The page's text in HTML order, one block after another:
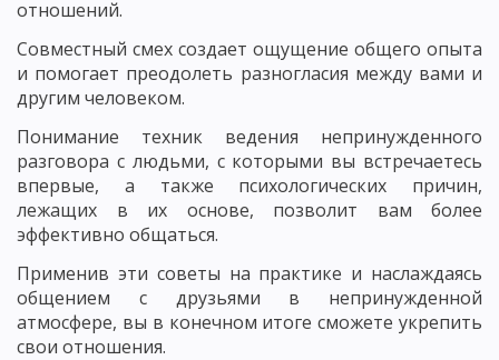
отношений.
Совместный смех создает ощущение общего опыта
и помогает преодолеть разногласия между вами и
другим человеком.
Понимание техник ведения непринужденного
разговора с людьми, с которыми вы встречаетесь
впервые, а также психологических причин,
лежащих в их основе, позволит вам более
эффективно общаться.
Применив эти советы на практике и наслаждаясь
общением с друзьями в непринужденной
атмосфере, вы в конечном итоге сможете укрепить
свои отношения.